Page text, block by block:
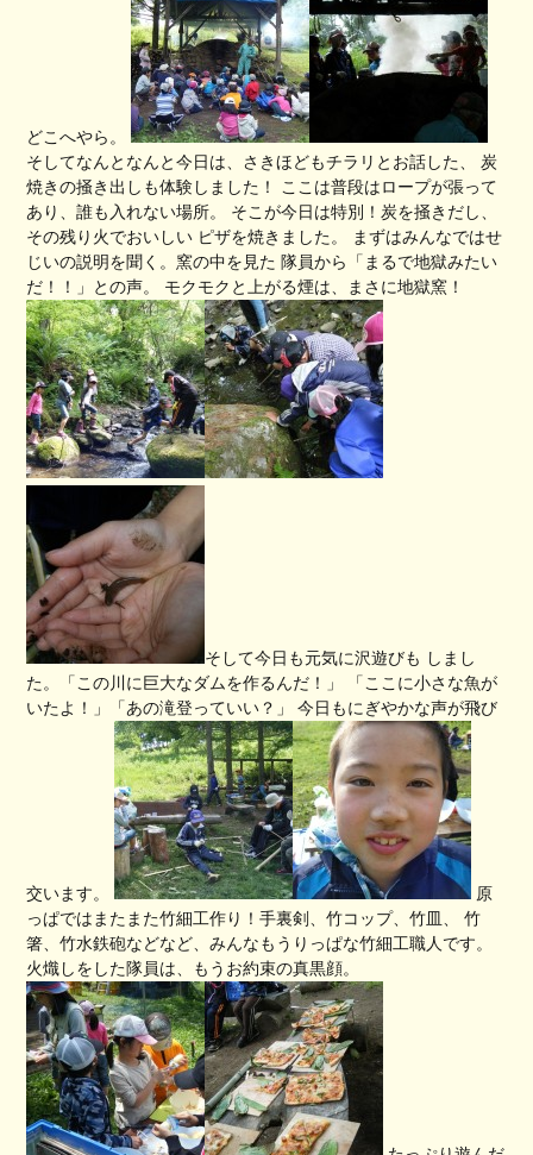
どこへやら。
そしてなんとなんと今日は、さきほどもチラリとお話した、 炭
焼きの掻き出しも体験しました！ ここは普段はロープが張って
あり、誰も入れない場所。 そこが今日は特別！炭を掻きだし、
その残り火でおいしい ピザを焼きました。 まずはみんなではせ
じいの説明を聞く。窯の中を見た 隊員から「まるで地獄みたい
だ！！」との声。 モクモクと上がる煙は、まさに地獄窯！
そして今日も元気に沢遊びも しまし
た。「この川に巨大なダムを作るんだ！」 「ここに小さな魚が
いたよ！」「あの滝登っていい？」 今日もにぎやかな声が飛び
交います。
原
っぱではまたまた竹細工作り！手裏剣、竹コップ、竹皿、 竹
箸、竹水鉄砲などなど、みんなもうりっぱな竹細工職人です。
火熾しをした隊員は、もうお約束の真黒顔。